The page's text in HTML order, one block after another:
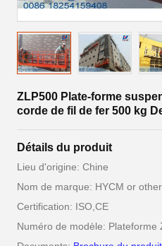
ZLP500 Plate-forme
corde de fil de fer 500 kg
Détails du produit
Lieu d'origine: Chine
Nom de marque: HYCM or
Certification: ISO,CE
Numéro de modèle: Plateforme